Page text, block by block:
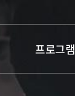
프로그램